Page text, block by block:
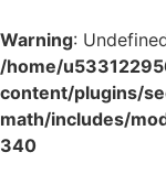
Warning:
/home/
content/plugins/
math/includes/
340